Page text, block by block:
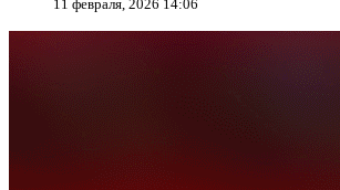
11 февраля, 2026 14:06